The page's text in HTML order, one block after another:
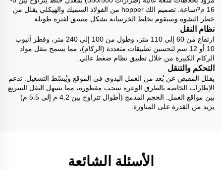
16 م³/ساعة. تصميم الك hopper من الفولاذ السميك والهيكلي يقلل من
خطر التشوه وسيقوم بخلط الخرسانة بشكل متسق لفترة طويلة.
نظام النقل
ارتفاع من 60 إلى 110 متر، وطول من 100 إلى 240 متر، وقطر أنبوب
10 أو 12 سم لتحسين تطبيقات متعددة (الركام)، مما يسمح بنقل مواد
الركام الكبيرة من خلال تطبيق نظام ضغط عالي.
التحكم والتنقل
يقلل المقبض عن بُعد من العمل اليدوي في الموقع ويُبسّط التشغيل. تدعم
الإطارات الخاصة بالطرق الوعرة سحب مقطورة، مما يسهل النقل السريع
بين مواقع العمل. الحجم المدمج (أطوال تتراوح بين 4.2 م إلى 5.5 م)
يزيد من القدرة على المناورة.
الأسئلة الشائعة